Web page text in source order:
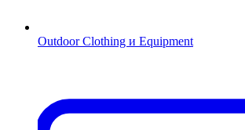
Outdoor Clothing и Equipment